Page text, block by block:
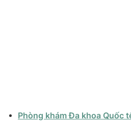
Phòng khám Đa khoa Quốc